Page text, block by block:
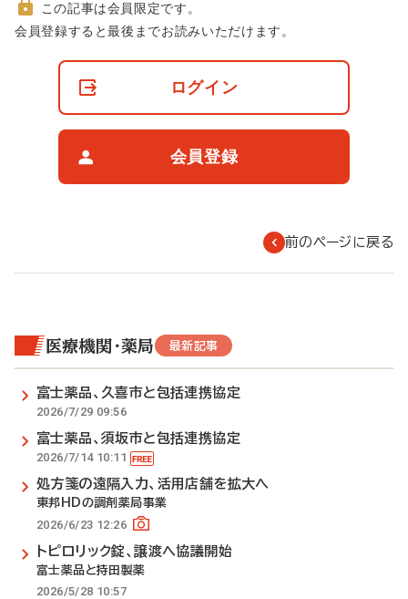
非
この記事は会員限定です。
会員登録すると最後までお読みいただけます。
ログイン
会員登録
前のページに戻る
医療機関・薬局 最新記事
富士薬品、久喜市と包括連携協定
2026/7/29 09:56
富士薬品、須坂市と包括連携協定
2026/7/14 10:11
処方箋の遠隔入力、活用店舗を拡大へ
東邦HDの調剤薬局事業
2026/6/23 12:26
トピロリック錠、譲渡へ協議開始
富士薬品と持田製薬
2026/5/28 10:57